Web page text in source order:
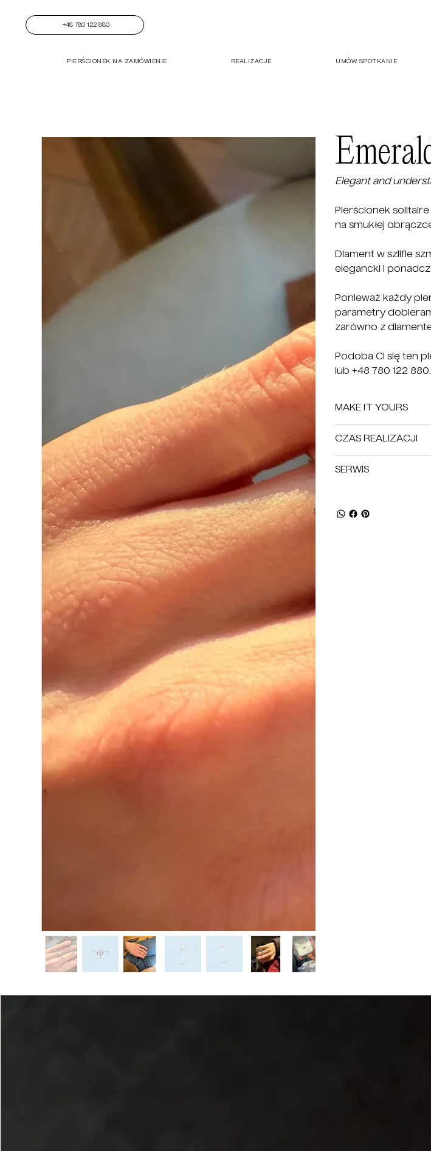
Γ
+48 780 122 880
PIERŚCIONEK NA ZAMÓWIENIE REALIZACJE UMÓW SPOTKANIE
Elegant and
Pierścionek
na smukłej
Diament w szlifie
elegancki i
Ponieważ każdy
parametry
zarówno z
Podoba Ci się ten
lub +48 780 122 880.
MAKE IT YOURS
CZAS REALIZACJI
SERWIS